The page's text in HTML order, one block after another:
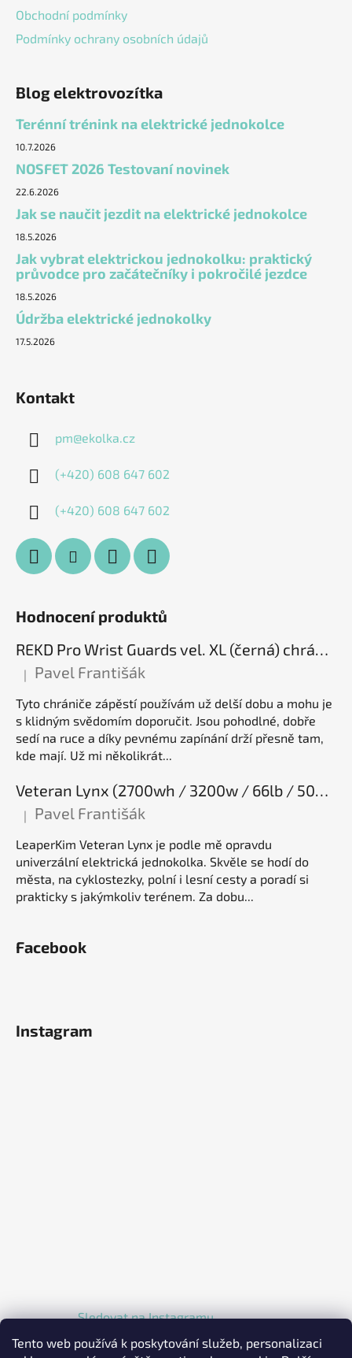
Tento web používá k poskytování služeb, personalizaci
Obchodní podmínky
Podmínky ochrany osobních údajů
Blog elektrovozítka
Terénní trénink na elektrické jednokolce
10.7.2026
NOSFET 2026 Testovaní novinek
22.6.2026
Jak se naučit jezdit na elektrické jednokolce
18.5.2026
Jak vybrat elektrickou jednokolku: praktický
průvodce pro začátečníky i pokročilé jezdce
18.5.2026
Údržba elektrické jednokolky
17.5.2026
Kontakt
pm@ekolka.cz
(+420) 608 647 602
(+420) 608 647 602
Hodnocení produktů
REKD Pro Wrist Guards vel. XL (černá) chrániče zápěstí
Hodnocení produktu je 5 z 5 hvězdiček.
| Pavel Františák
Tyto chrániče zápěstí používám už delší dobu a mohu je
s klidným svědomím doporučit. Jsou pohodlné, dobře
sedí na ruce a díky pevnému zapínání drží přesně tam,
kde mají. Už mi několikrát...
Veteran Lynx (2700wh / 3200w / 66lb / 50E), elektrická jednokolka
Hodnocení produktu je 5 z 5 hvězdiček.
| Pavel Františák
LeaperKim Veteran Lynx je podle mě opravdu
univerzální elektrická jednokolka. Skvěle se hodí do
města, na cyklostezky, polní i lesní cesty a poradí si
prakticky s jakýmkoliv terénem. Za dobu...
Facebook
Instagram
Sledovat na Instagramu